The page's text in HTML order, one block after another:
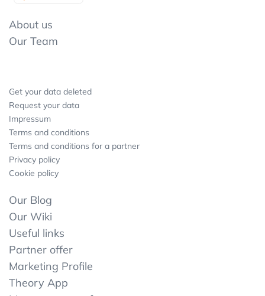
About us
Our Team
Get your data deleted
Request your data
Impressum
Terms and conditions
Terms and conditions for a partner
Privacy policy
Cookie policy
Our Blog
Our Wiki
Useful links
Partner offer
Marketing Profile
Theory App